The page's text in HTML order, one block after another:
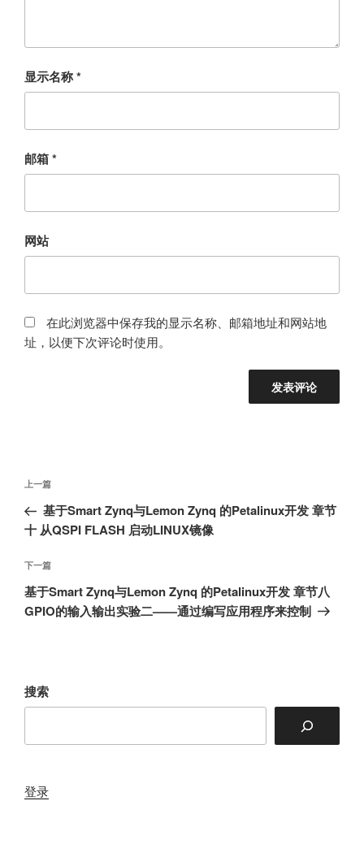
显示名称*
邮箱*
网站
在此浏览器中保存我的显示名称、邮箱地址和网站地
址，以便下次评论时使用。
文
导
航
上
一
篇
章
上一篇
基于Smart Zynq与Lemon Zynq 的Petalinux开发 章节
十 从QSPI FLASH 启动LINUX镜像
下
一
篇
下一篇
基于Smart Zynq与Lemon Zynq 的Petalinux开发 章节八
GPIO的输入输出实验二——通过编写应用程序来控制
搜索
登录